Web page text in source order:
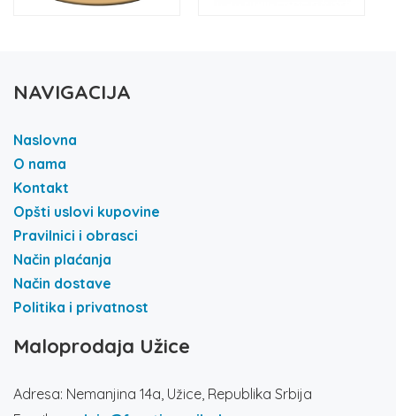
NAVIGACIJA
Naslovna
O nama
Kontakt
Opšti uslovi kupovine
Pravilnici i obrasci
Način plaćanja
Način dostave
Politika i privatnost
Maloprodaja Užice
Adresa: Nemanjina 14a, Užice, Republika Srbija